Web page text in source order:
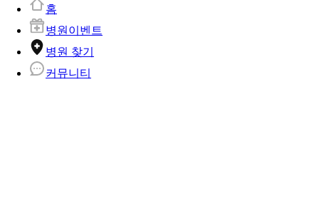
홈
병원이벤트
병원 찾기
커뮤니티